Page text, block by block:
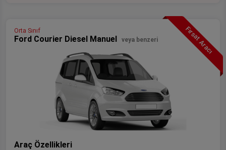
Fırsat Aracı
Orta Sınıf
Ford Courier Diesel Manuel veya benzeri
Araç Özellikleri